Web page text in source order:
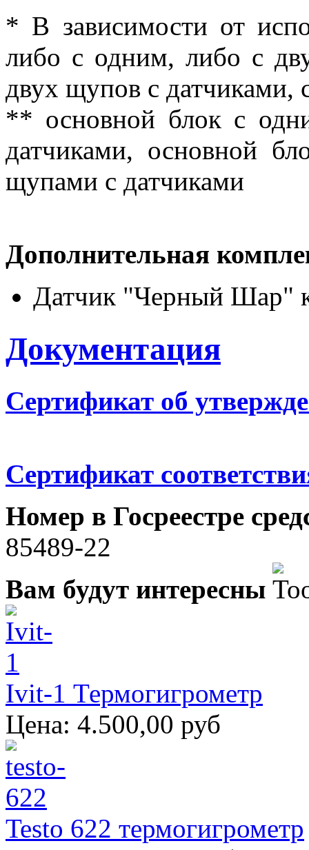
* В зависимости от
либо с одним, либо с
двух щупов с датчиками,
** основной блок с
датчиками, основной
щупами с датчиками
Дополнительная
Датчик "Черный Шар"
Документация
Сертификат об
Сертификат
Номер в Госреестре
85489-22
Вам будут интересны
Ivit-1 Термогигрометр
Цена: 4.500,00 руб
Testo 622 термогигрометр